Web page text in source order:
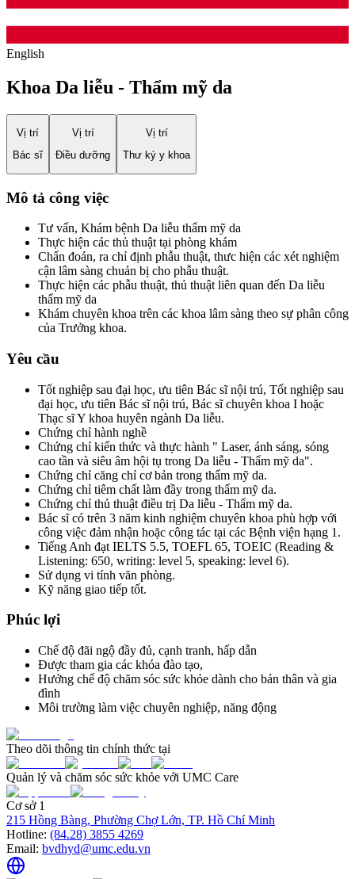
English
Khoa Da liễu - Thẩm mỹ da
Vị trí
Bác sĩ
Vị trí
Điều dưỡng
Vị trí
Thư ký y khoa
Mô tả công việc
Tư vấn, Khám bệnh Da liễu thẩm mỹ da
Thực hiện các thủ thuật tại phòng khám
Chẩn đoán, ra chỉ định phẫu thuật, thưc hiện các xét nghiệm
cận lâm sàng chuản bị cho phẫu thuật.
Thực hiện các phẫu thuật, thủ thuật liên quan đến Da liễu
thẩm mỹ da
Khám chuyên khoa trên các khoa lâm sàng theo sự phân công
của Trưởng khoa.
Yêu cầu
Tốt nghiệp sau đại học, ưu tiên Bác sĩ nội trú, Tốt nghiệp sau
đại học, ưu tiên Bác sĩ nội trú, Bác sĩ chuyên khoa I hoặc
Thạc sĩ Y khoa huyên ngành Da liễu.
Chứng chỉ hành nghề
Chứng chỉ kiến thức và thực hành " Laser, ánh sáng, sóng
cao tần và siêu âm hội tụ trong Da liễu - Thẩm mỹ da".
Chứng chỉ căng chỉ cơ bản trong thẩm mỹ da.
Chứng chỉ tiêm chất làm đầy trong thẩm mỹ da.
Chứng chỉ thủ thuật điều trị Da liễu - Thẩm mỹ da.
Bác sĩ có trên 3 năm kinh nghiệm chuyên khoa phù hợp với
công việc đảm nhận hoặc công tác tại các Bệnh viện hạng 1.
Tiếng Anh đạt IELTS 5.5, TOEFL 65, TOEIC (Reading &
Listening: 650, writing: level 5, speaking: level 6).
Sử dụng vi tính văn phòng.
Kỹ năng giao tiếp tốt.
Phúc lợi
Chế độ đãi ngộ đầy đủ, cạnh tranh, hấp dẫn
Được tham gia các khóa đào tạo,
Hưởng chế độ chăm sóc sức khỏe dành cho bản thân và gia
đình
Môi trường làm việc chuyên nghiệp, năng động
Theo dõi thông tin chính thức tại
Quản lý và chăm sóc sức khỏe với UMC Care
Cơ sở 1
215 Hồng Bàng, Phường Chợ Lớn, TP. Hồ Chí Minh
Hotline: (84.28) 3855 4269
Email: bvdhyd@umc.edu.vn